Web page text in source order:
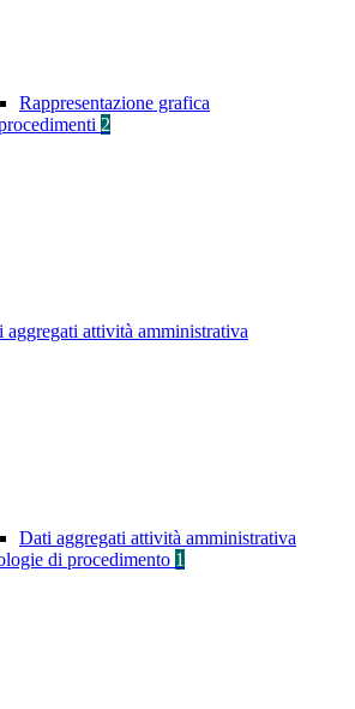
Rappresentazione grafica
2
aggregati attività amministrativa
Dati aggregati attività amministrativa
di procedimento 1